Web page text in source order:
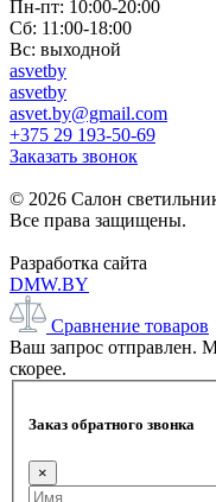
Пн-пт: 10:00-20:00
Сб: 11:00-18:00
Вс: выходной
asvetby
asvetby
asvet.by@gmail.com
+375 29 193-50-69
Заказать звонок
© 2026 Салон
Все права защищены.
Разработка сайта
DMW.BY
Сравнение товаров
Ваш запрос отправлен.
скорее.
Заказ обратного звонка
×